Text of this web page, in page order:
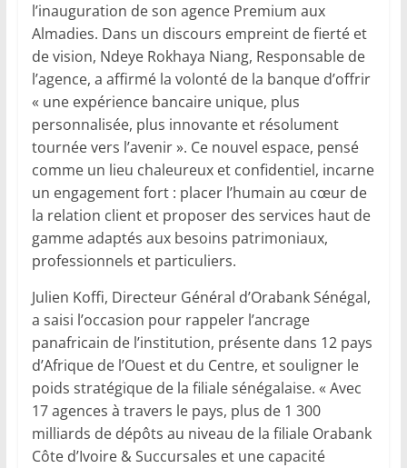
l’inauguration de son agence Premium aux
Almadies. Dans un discours empreint de fierté et
de vision, Ndeye Rokhaya Niang, Responsable de
l’agence, a affirmé la volonté de la banque d’offrir
« une expérience bancaire unique, plus
personnalisée, plus innovante et résolument
tournée vers l’avenir ». Ce nouvel espace, pensé
comme un lieu chaleureux et confidentiel, incarne
un engagement fort : placer l’humain au cœur de
la relation client et proposer des services haut de
gamme adaptés aux besoins patrimoniaux,
professionnels et particuliers.
Julien Koffi, Directeur Général d’Orabank Sénégal,
a saisi l’occasion pour rappeler l’ancrage
panafricain de l’institution, présente dans 12 pays
d’Afrique de l’Ouest et du Centre, et souligner le
poids stratégique de la filiale sénégalaise. « Avec
17 agences à travers le pays, plus de 1 300
milliards de dépôts au niveau de la filiale Orabank
Côte d’Ivoire & Succursales et une capacité